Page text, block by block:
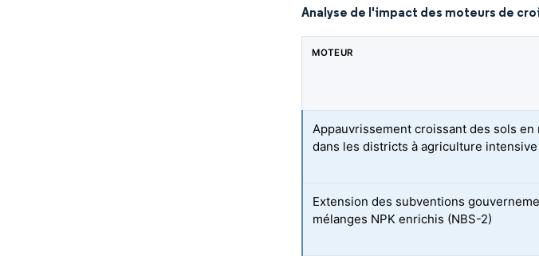
Analyse de l'impact des moteurs de
MOTEUR
Appauvrissement croissant des sols
dans les districts à agriculture intensive
Extension des subventions
mélanges NPK enrichis (NBS-2)